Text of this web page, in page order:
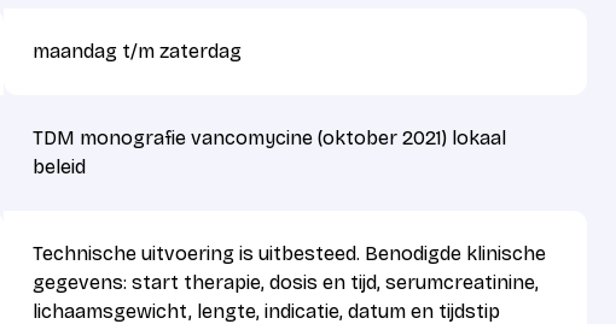
maandag t/m zaterdag
TDM monografie vancomycine (oktober 2021) lokaal
beleid
Technische uitvoering is uitbesteed. Benodigde klinische
gegevens: start therapie, dosis en tijd, serumcreatinine,
lichaamsgewicht, lengte, indicatie, datum en tijdstip